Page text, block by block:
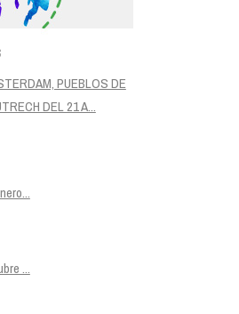
PUEBLOS DE
DEL 21 A...
...